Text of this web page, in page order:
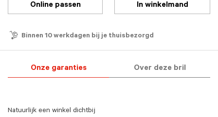
Online passen In winkelmand
Binnen 10 werkdagen bij je thuisbezorgd
Onze garanties Over deze bril
Natuurlijk een winkel dichtbij